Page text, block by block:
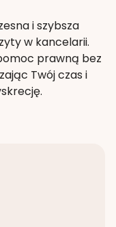
i szybsza
w kancelarii.
prawną bez
Twój czas i